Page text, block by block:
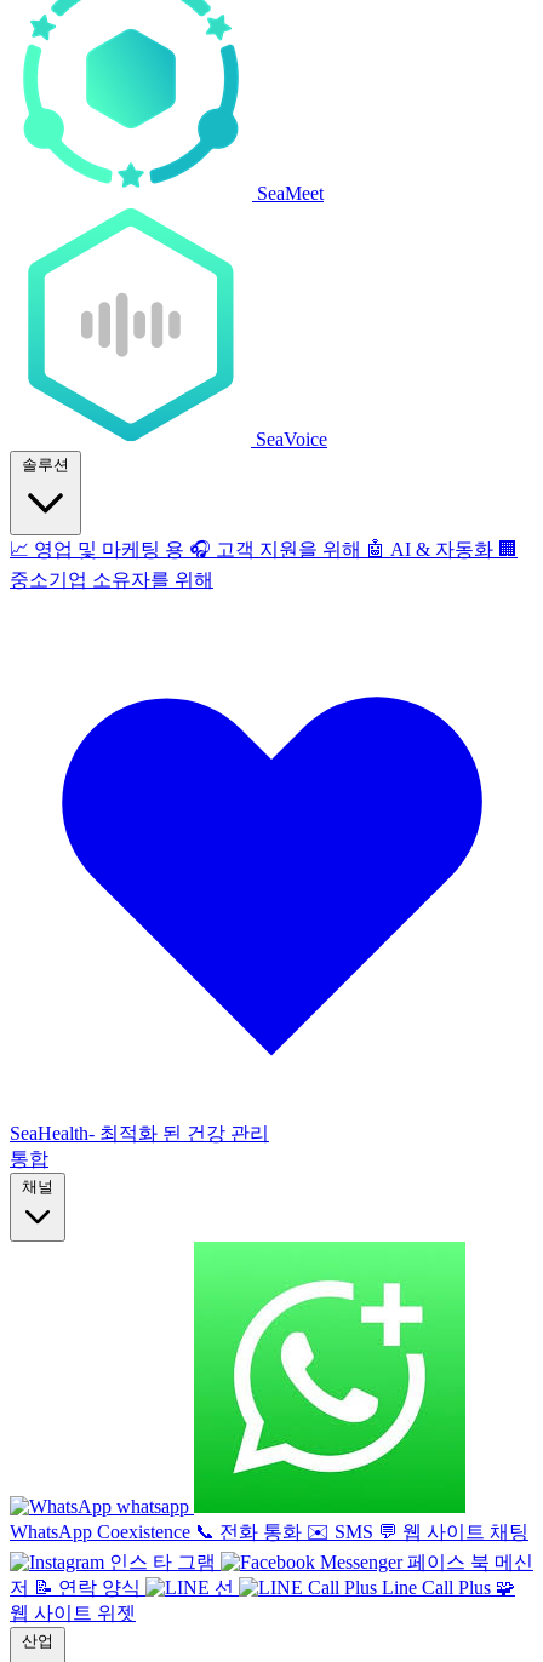
SeaMeet
SeaVoice
솔루션
📈 영업 및 마케팅 용 🎧 고객 지원을 위해 🤖 AI & 자동화 🏢
중소기업 소유자를 위해
SeaHealth- 최적화 된 건강 관리
통합
채널
whatsapp
WhatsApp Coexistence 📞 전화 통화 ✉️ SMS 💬 웹 사이트 채팅
인스 타 그램
페이스 북 메신
저 📝 연락 양식 선 Line Call Plus 🧩
웹 사이트 위젯
산업